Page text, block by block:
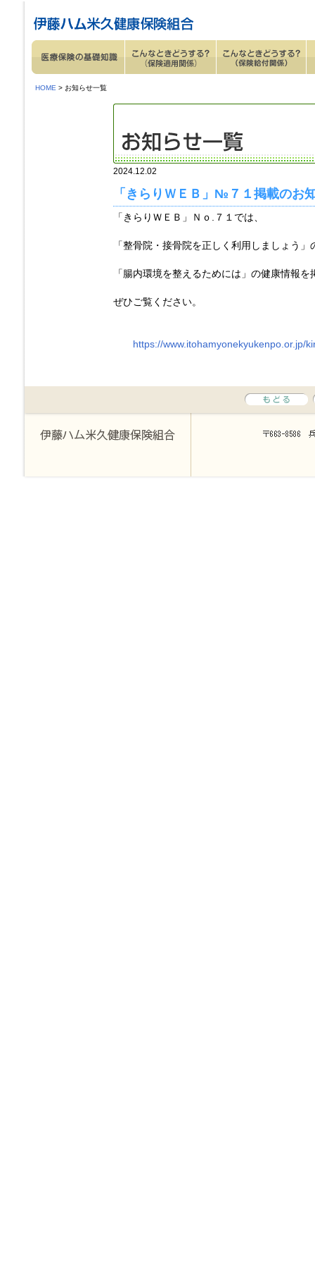
HOME > お知らせ一覧
2024.12.02
「きらりＷＥＢ」№７１掲載のお
「きらりＷＥＢ」Ｎｏ.７１では、
「整骨院・接骨院を正しく利用しましょう」
「腸内環境を整えるためには」の健康情報を
ぜひご覧ください。
https://www.itohamyonekyukenpo.or.jp/